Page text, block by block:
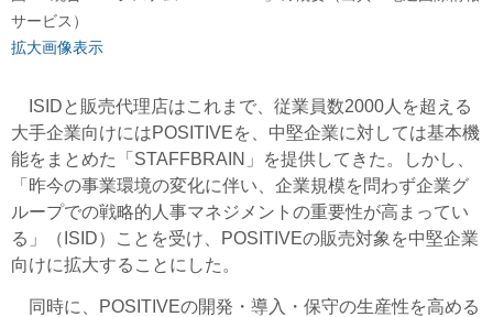
サービス）
拡大画像表示
ISIDと販売代理店はこれまで、従業員数2000人を超える
大手企業向けにはPOSITIVEを、中堅企業に対しては基本機
能をまとめた「STAFFBRAIN」を提供してきた。しかし、
「昨今の事業環境の変化に伴い、企業規模を問わず企業グ
ループでの戦略的人事マネジメントの重要性が高まってい
る」（ISID）ことを受け、POSITIVEの販売対象を中堅企業
向けに拡大することにした。
同時に、POSITIVEの開発・導入・保守の生産性を高める